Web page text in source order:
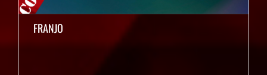
FRANJO